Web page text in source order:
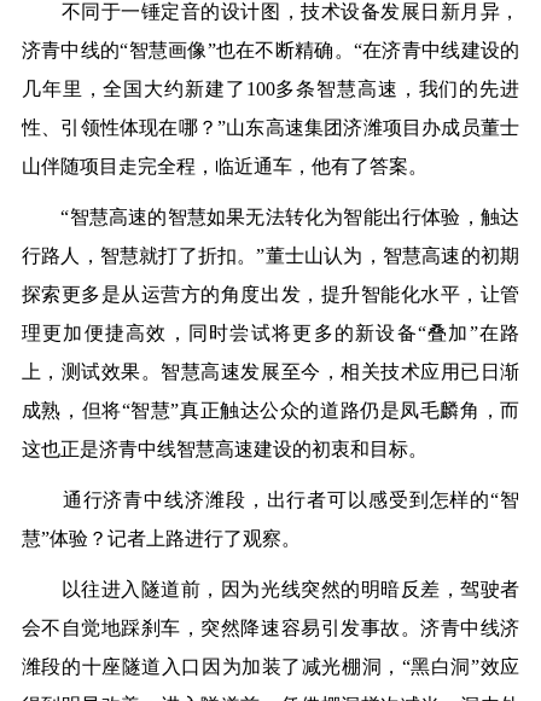
不同于一锤定音的设计图，技术设备发展日新月异，
济青中线的“智慧画像”也在不断精确。“在济青中线建设的
几年里，全国大约新建了100多条智慧高速，我们的先进
性、引领性体现在哪？”山东高速集团济潍项目办成员董士
山伴随项目走完全程，临近通车，他有了答案。
“智慧高速的智慧如果无法转化为智能出行体验，触达
行路人，智慧就打了折扣。”董士山认为，智慧高速的初期
探索更多是从运营方的角度出发，提升智能化水平，让管
理更加便捷高效，同时尝试将更多的新设备“叠加”在路
上，测试效果。智慧高速发展至今，相关技术应用已日渐
成熟，但将“智慧”真正触达公众的道路仍是凤毛麟角，而
这也正是济青中线智慧高速建设的初衷和目标。
通行济青中线济潍段，出行者可以感受到怎样的“智
慧”体验？记者上路进行了观察。
以往进入隧道前，因为光线突然的明暗反差，驾驶者
会不自觉地踩刹车，突然降速容易引发事故。济青中线济
潍段的十座隧道入口因为加装了减光棚洞，“黑白洞”效应